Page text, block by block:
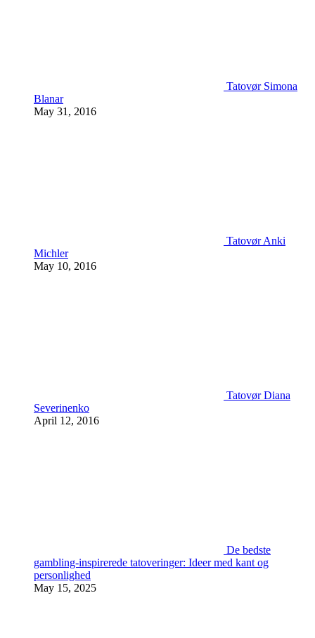
Tatovør Simona
Blanar
May 31, 2016
Tatovør Anki
Michler
May 10, 2016
Tatovør Diana
Severinenko
April 12, 2016
De bedste
gambling-inspirerede tatoveringer: Ideer med kant og
personlighed
May 15, 2025